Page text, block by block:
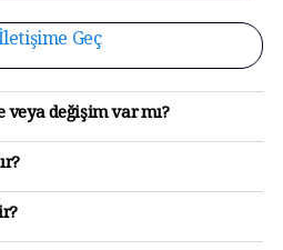
Geç
değişim var mı?